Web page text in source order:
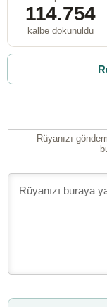
114.754
kalbe dokunuldu
Rüyanızı